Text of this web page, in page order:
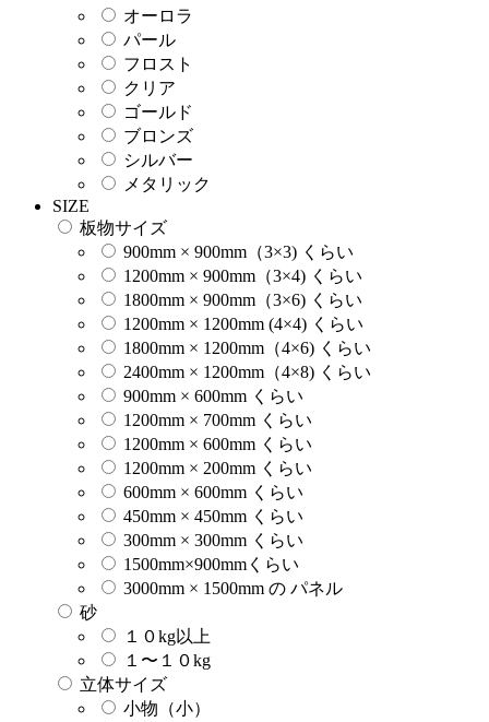
オーロラ
パール
フロスト
クリア
ゴールド
ブロンズ
シルバー
メタリック
SIZE
板物サイズ
900mm × 900mm（3×3) くらい
1200mm × 900mm（3×4) くらい
1800mm × 900mm（3×6) くらい
1200mm × 1200mm (4×4) くらい
1800mm × 1200mm（4×6) くらい
2400mm × 1200mm（4×8) くらい
900mm × 600mm くらい
1200mm × 700mm くらい
1200mm × 600mm くらい
1200mm × 200mm くらい
600mm × 600mm くらい
450mm × 450mm くらい
300mm × 300mm くらい
1500mm×900mmくらい
3000mm × 1500mm の パネル
砂
１０kg以上
１〜１０kg
立体サイズ
小物（小）